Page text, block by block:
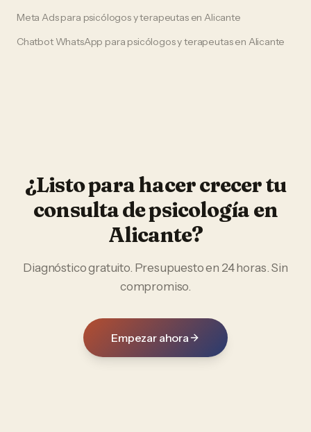
Meta Adspara psicólogos y terapeutasenAlicante
Chatbot WhatsApp para psicólogos y terapeutasen Alicante
¿Listo para hacer crecer tu
consulta de psicologíaen
Alicante?
Diagnóstico gratuito. Presupuesto en 24 horas. Sin
compromiso.
Empezar ahora